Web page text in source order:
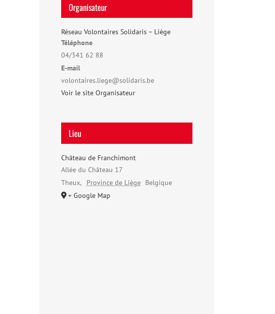
Organisateur
Réseau Volontaires Solidaris – Liège
Téléphone
04/341 62 88
E-mail
volontaires.liege@solidaris.be
Voir le site Organisateur
Lieu
Château de Franchimont
Allée du Château 17
Theux, Province de Liège Belgique
+ Google Map